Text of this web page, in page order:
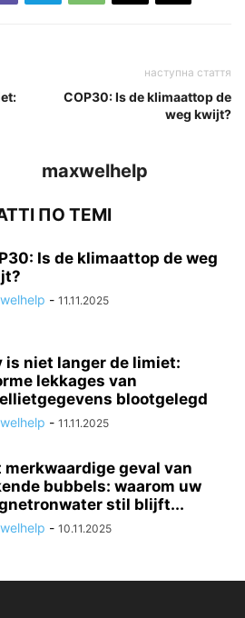
наступна стаття
COP30: Is de klimaattop de
weg kwijt?
maxwelhelp
ПО ТЕМІ
Is de klimaattop de weg
- 11.11.2025
is niet langer de limiet:
lekkages van
blootgelegd
- 11.11.2025
merkwaardige geval van
bubbels: waarom uw
stil blijft...
- 10.11.2025